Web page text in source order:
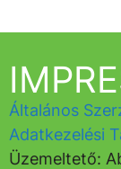
Általános
Adatkezelési
Üzemeltető: